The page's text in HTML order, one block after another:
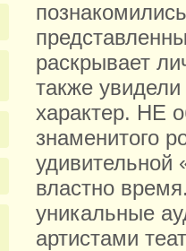
раскрывает
также
характер. НЕ
знаменитого
удивительной
властно
уникальные
артистами